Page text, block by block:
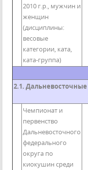
2010 г.р., мужчин и
женщин
(дисциплины:
весовые
категории, ката,
ката-группа)
2.1.
Чемпионат и
первенство
Дальневосточного
федерального
округа по
киокушин среди